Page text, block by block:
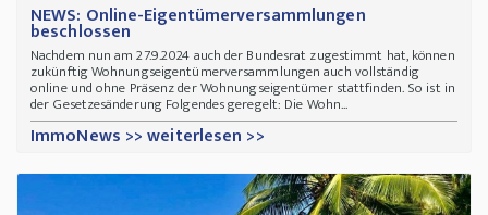
NEWS: Online-Eigentümerversammlungen
beschlossen
Nachdem nun am 27.9.2024 auch der Bundesrat zugestimmt hat, können
zukünftig Wohnungseigentümerversammlungen auch vollständig
online und ohne Präsenz der Wohnungseigentümer stattfinden. So ist in
der Gesetzesänderung Folgendes geregelt: Die Wohn...
ImmoNews >> weiterlesen >>